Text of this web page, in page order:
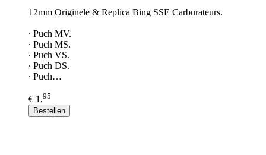
12mm Originele & Replica Bing SSE Carburateurs.
∙ Puch MV.
∙ Puch MS.
∙ Puch VS.
∙ Puch DS.
∙ Puch…
€ 1,95
Bestellen